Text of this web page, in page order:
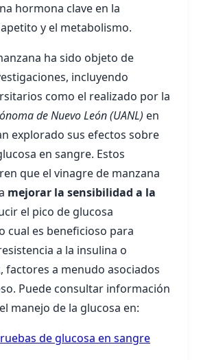
hormona clave en la
y el metabolismo.
ha sido objeto de
incluyendo
como el realizado por la
de Nuevo León (UANL) en
explorado sus efectos sobre
en sangre. Estos
que el vinagre de manzana
mejorar la sensibilidad a la
el pico de glucosa
cual es beneficioso para
a la insulina o
factores a menudo asociados
Puede consultar información
manejo de la glucosa en:
de glucosa en sangre